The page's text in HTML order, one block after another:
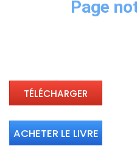
TÉLÉCHARGER
ACHETER LE LIVRE